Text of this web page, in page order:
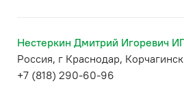
Нестеркин Дмитрий Игоревич
Россия, г Краснодар,
+7 (818) 290-60-96